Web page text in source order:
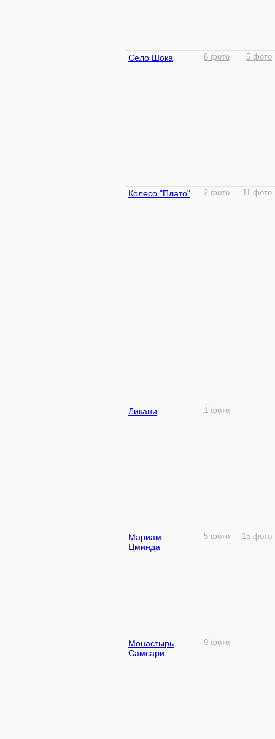
Село Шока 6 фото 5 фото
Колесо "Плато" 2 фото 11 фото
Ликани 1 фото
Мариам
Цминда
5 фото 15 фото
Монастырь
Самсари
9 фото